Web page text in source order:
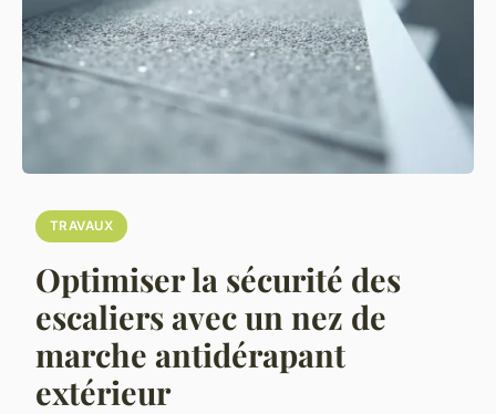
TRAVAUX
Optimiser la sécurité des
escaliers avec un nez de
marche antidérapant
extérieur